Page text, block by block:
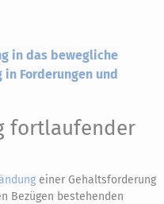
in das bewegliche
Forderungen und
fortlaufender
einer Gehaltsforderung
Bezügen bestehenden